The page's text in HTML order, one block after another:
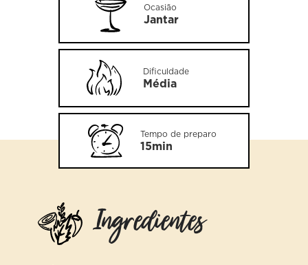
Ocasião
Jantar
Dificuldade
Média
Tempo de preparo
15min
Ingredientes